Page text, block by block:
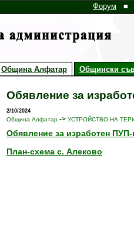
Форум ■
Община Алфатар Общински
Обявление за
2/10/2024
Община Алфатар -> УСТРОЙСТВО НА
Обявление за изработен
План-схема с. Алеково